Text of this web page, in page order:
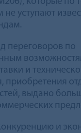
не уступают
переговоров по
и
приобретения
выдано
и